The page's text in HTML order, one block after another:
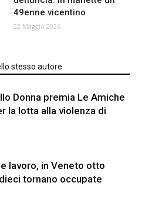
49enne vicentino
22 Maggio 2026
stesso autore
Donna premia Le Amiche
la lotta alla violenza di
lavoro, in Veneto otto
tornano occupate